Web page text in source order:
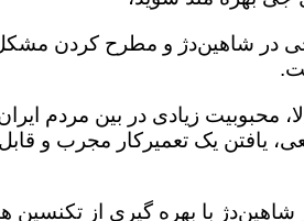
در شاهین‌دژ و مطرح کردن مشکل
محبوبیت زیادی در بین مردم
یک تعمیرکار مجرب و قابل
با بهره گیری از تکنسین